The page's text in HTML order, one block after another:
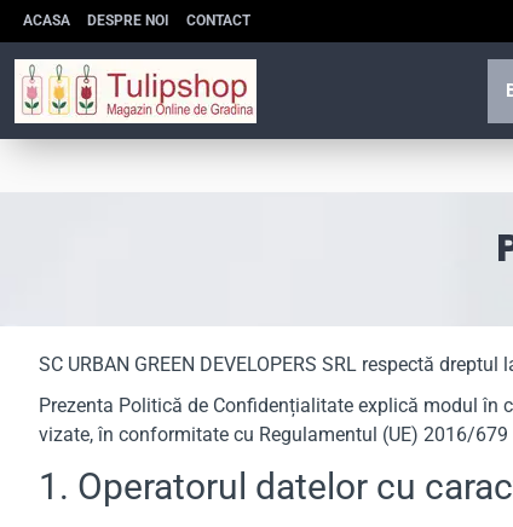
ACASA DESPRE NOI CONTACT
SC URBAN GREEN DEVELOPERS SRL respectă
Prezenta Politică de Confidențialitate explică modul în
vizate, în conformitate cu Regulamentul (UE) 2016/
1. Operatorul datelor cu